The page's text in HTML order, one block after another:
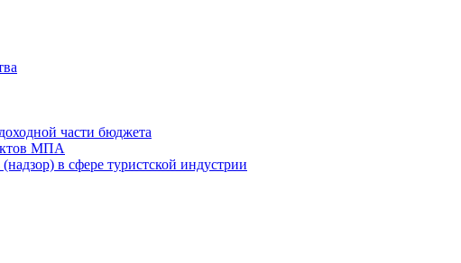
части бюджета
МПА
в сфере туристской индустрии